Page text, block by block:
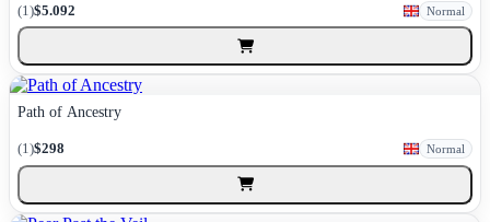
(1)$5.092 Normal
Path of Ancestry
(1)$298 Normal